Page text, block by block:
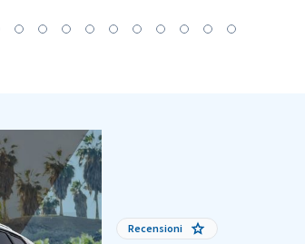
Recensioni